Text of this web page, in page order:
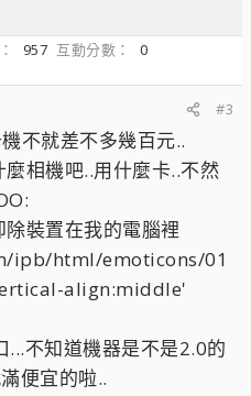
957 互動分數
0
#3
不就差不多幾百元..
相機吧..用什麼卡..不然
裝置在我的電腦裡
ipb/html/emoticons/01
align:middle'
不知道機器是不是2.0的
便宜的啦..